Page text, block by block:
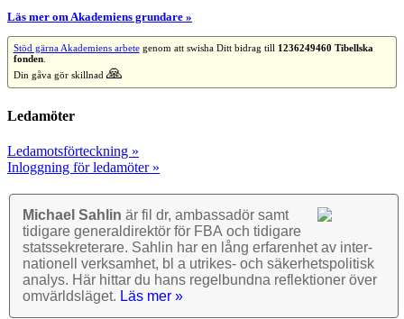
Läs mer om Akademiens grundare »
Stöd gärna Akademiens arbetegenom att swisha Ditt bidrag till 1236249460 Tibellska
fonden.
Din gåva gör skillnad 🙏
Ledamöter
Ledamotsförteckning »
Inloggning för ledamöter »
Michael Sahlin är fil dr, ambassadör samt
tidigare general­direktör för FBA och tidigare
stats­sekre­terare. Sahlin har en lång erfarenhet av inter­
nationell verk­samhet, bl a utrikes- och säkerhets­politisk
analys. Här hittar du hans regel­bundna reflek­tioner över
omvärlds­läget. Läs mer »